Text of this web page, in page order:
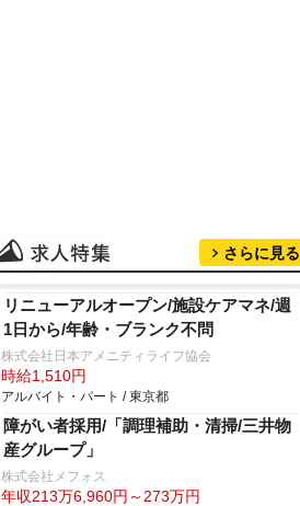
さらに見る
リニューアルオープン/施設ケアマネ/週
1日から/年齢・ブランク不問
株式会社日本アメニティライフ協会
時給1,510円
アルバイト・パート / 東京都
障がい者採用/「調理補助・清掃/三井物
産グループ」
株式会社メフォス
年収213万6,960円～273万円